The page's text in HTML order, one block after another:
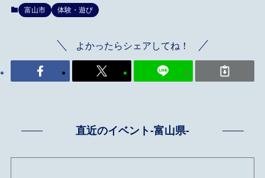
富山市 体験・遊び
よかったらシェアしてね！
直近のイベント-富山県-